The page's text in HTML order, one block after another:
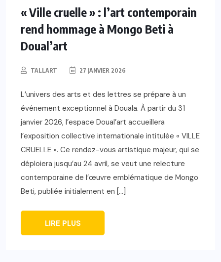
« Ville cruelle » : l’art contemporain
rend hommage à Mongo Beti à
Doual’art
TALLART 27 JANVIER 2026
​L’univers des arts et des lettres se prépare à un
événement exceptionnel à Douala. À partir du 31
janvier 2026, l’espace Doual’art accueillera
l’exposition collective internationale intitulée « VILLE
CRUELLE ». Ce rendez-vous artistique majeur, qui se
déploiera jusqu’au 24 avril, se veut une relecture
contemporaine de l’œuvre emblématique de Mongo
Beti, publiée initialement en […]
LIRE PLUS